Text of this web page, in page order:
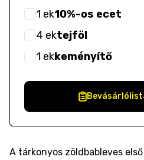
1 ek10%-os ecet
4 ektejföl
1 ekkeményítő
A tárkonyos zöldbableves